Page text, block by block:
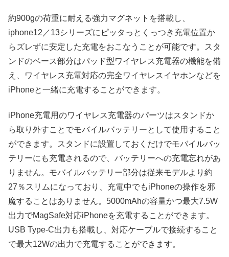
約900gの荷重に耐える強力マグネットを搭載し、
iphone12／13シリーズにピッタっとくっつき充電位置か
らズレずに安定した充電をおこなうことが可能です。スタ
ンドのベース部分はパッド型ワイヤレス充電器の機能を備
え、ワイヤレス充電対応の完全ワイヤレスイヤホンなどを
iPhoneと一緒に充電することができます。
iPhone充電用のワイヤレス充電器のパーツはスタンドか
ら取り外すことでモバイルバッテリーとして使用すること
ができます。スタンドに設置しておくだけでモバイルバッ
テリーにも充電されるので、バッテリーへの充電忘れがあ
りません。モバイルバッテリー部分は従来モデルより約
27％スリムになっており、充電中でもiPhoneの操作を邪
魔することはありません。5000mAhの容量かつ最大7.5W
出力でMagSafe対応iPhoneを充電することができます。
USB Type-C出力も搭載し、対応ケーブルで接続すること
で最大12Wの出力で充電することができます。